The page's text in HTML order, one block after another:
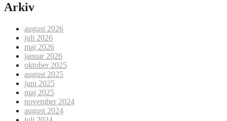
Arkiv
august 2026
juli 2026
maj 2026
januar 2026
oktober 2025
august 2025
juni 2025
maj 2025
november 2024
august 2024